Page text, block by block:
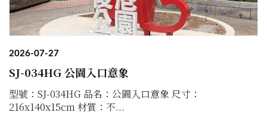
2026-07-27
SJ-034HG 公園入口意象
型號：SJ-034HG 品名：公園入口意象 尺寸：
216x140x15cm 材質：不...